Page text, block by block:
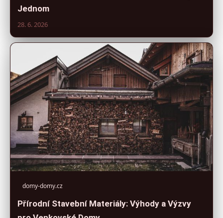
Jednom
28. 6. 2026
domy-domy.cz
Přírodní Stavební Materiály: Výhody a Výzvy